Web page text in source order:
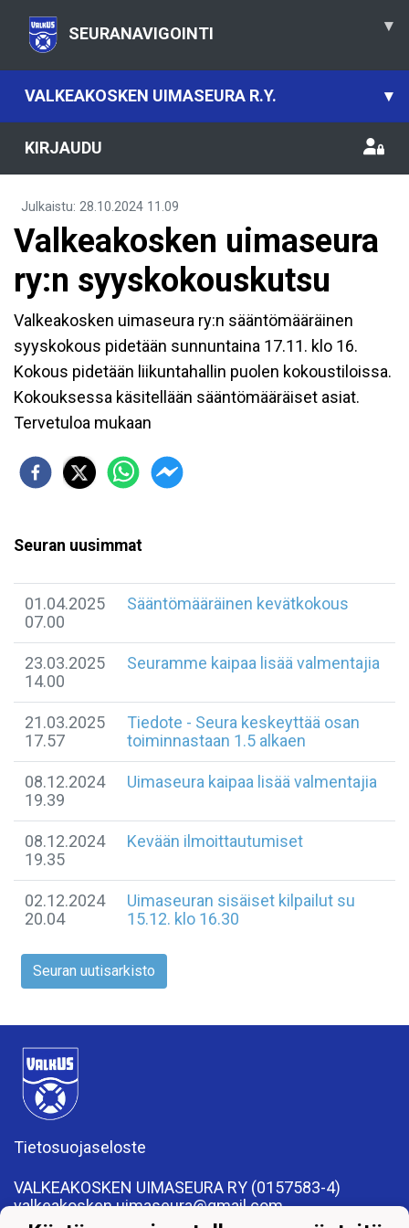
SEURANAVIGOINTI ▾
VALKEAKOSKEN UIMASEURA R.Y. ▾
KIRJAUDU
Julkaistu: 28.10.2024 11.09
Valkeakosken uimaseura
ry:n syyskokouskutsu
Valkeakosken uimaseura ry:n sääntömääräinen
syyskokous pidetään sunnuntaina 17.11. klo 16.
Kokous pidetään liikuntahallin puolen kokoustiloissa.
Kokouksessa käsitellään sääntömääräiset asiat.
Tervetuloa mukaan
Seuran uusimmat
01.04.2025
07.00
Sääntömääräinen kevätkokous
23.03.2025
14.00
Seuramme kaipaa lisää valmentajia
21.03.2025
17.57
Tiedote - Seura keskeyttää osan
toiminnastaan 1.5 alkaen
08.12.2024
19.39
Uimaseura kaipaa lisää valmentajia
08.12.2024
19.35
Kevään ilmoittautumiset
02.12.2024
20.04
Uimaseuran sisäiset kilpailut su
15.12. klo 16.30
Seuran uutisarkisto
Tietosuojaseloste
VALKEAKOSKEN UIMASEURA RY (0157583-4)
valkeakosken.uimaseura@gmail.com
Apiankatu 7, 37600 Valkeakoski